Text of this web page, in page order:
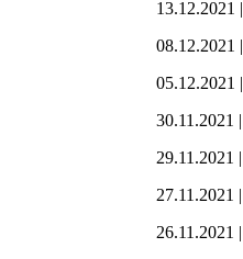
13.12.2021 |
08.12.2021 |
05.12.2021 |
30.11.2021 |
29.11.2021 |
27.11.2021 |
26.11.2021 |